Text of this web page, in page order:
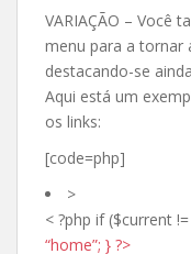
VARIAÇÃO – Você
menu para a tornar
destacando-se
Aqui está um
os links:
[code=php]
>
< ?php if ($current
“home”; } ?>